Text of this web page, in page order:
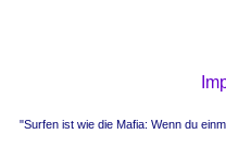
"Surfen ist wie die Mafia: Wenn du